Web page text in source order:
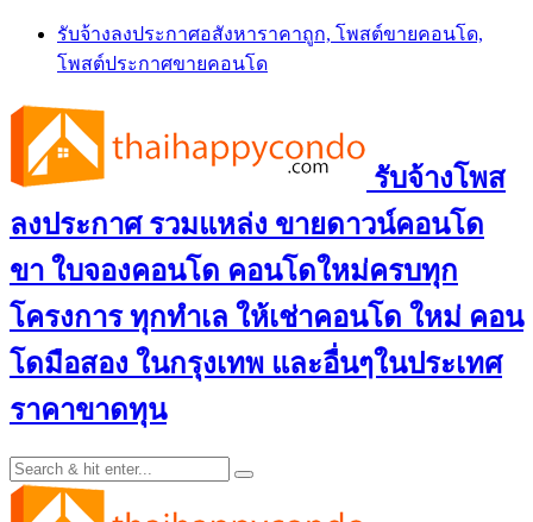
Skip
content
รับจ้างลงประกาศอสังหาราคาถูก, โพสต์ขายคอนโด,
โพสต์ประกาศขายคอนโด
รับจ้างโพส
ลงประกาศ รวมแหล่ง ขายดาวน์คอนโด
ขา ใบจองคอนโด คอนโดใหม่ครบทุก
โครงการ ทุกทำเล ให้เช่าคอนโด ใหม่ คอน
โดมือสอง ในกรุงเทพ และอื่นๆในประเทศ
ราคาขาดทุน